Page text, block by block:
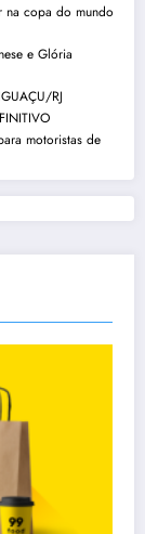
na copa do mundo
e Glória
RJ
motoristas de